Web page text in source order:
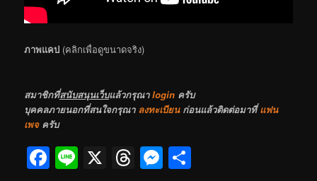
ภาพแคป (คลิกเพื่อดูขนาดจริง)
สมาชิกที่สนับสนุนเว็บแล้วกรุณาlogin ครับ
บุคคลภายนอกที่สนใจกรุณา ลงทะเบียนก่อนแล้วติดต่อมาที่แฟน
เพจครับ
Facebook
Line
X Threads
Messenger